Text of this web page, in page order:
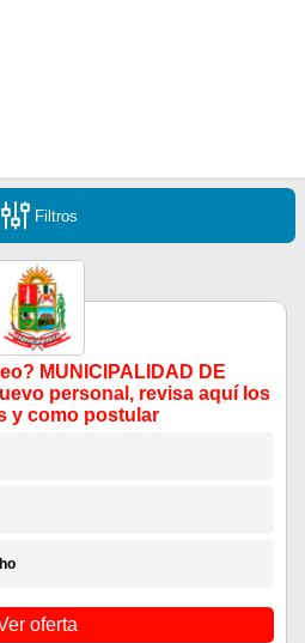
Filtros
MUNICIPALIDAD DE
personal, revisa aquí los
y como postular
oferta